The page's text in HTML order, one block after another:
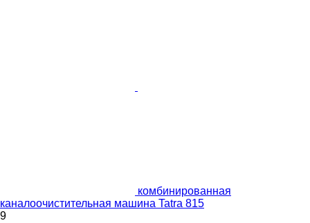
комбинированная
каналоочистительная машина Tatra 815
9